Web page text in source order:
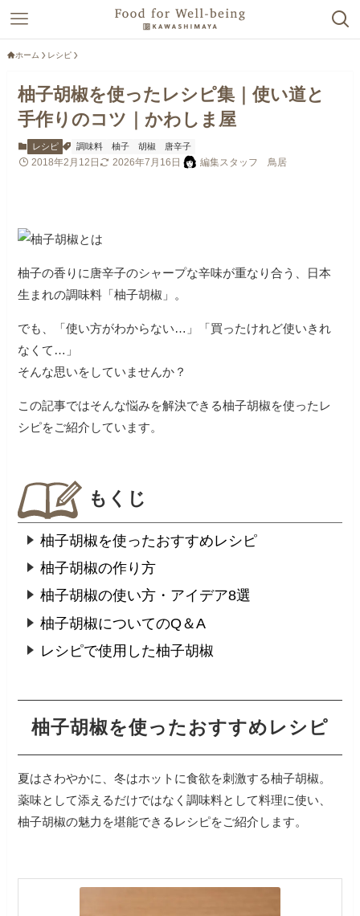
ホーム レシピ
柚子胡椒を使ったレシピ集｜使い道と
手作りのコツ｜かわしま屋
レシピ 調味料 柚子 胡椒 唐辛子
2018年2月12日 2026年7月16日 編集スタッフ 鳥居
柚子の香りに唐辛子のシャープな辛味が重なり合う、日本
生まれの調味料「柚子胡椒」。
でも、「使い方がわからない…」「買ったけれど使いきれ
なくて…」
そんな思いをしていませんか？
この記事ではそんな悩みを解決できる柚子胡椒を使ったレ
シピをご紹介しています。
もくじ
柚子胡椒を使ったおすすめレシピ
柚子胡椒の作り方
柚子胡椒の使い方・アイデア8選
柚子胡椒についてのQ＆A
レシピで使用した柚子胡椒
柚子胡椒を使ったおすすめレシピ
夏はさわやかに、冬はホットに食欲を刺激する柚子胡椒。
薬味として添えるだけではなく調味料として料理に使い、
柚子胡椒の魅力を堪能できるレシピをご紹介します。